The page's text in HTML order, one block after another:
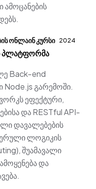
ამოცანების
ონლაინ კურსი 2024
პლატფორმა
Back-end
Node.js გარემოში.
ეფექტური,
და RESTful API-
დავალებების
ლოგიკის
შუამავალი
და